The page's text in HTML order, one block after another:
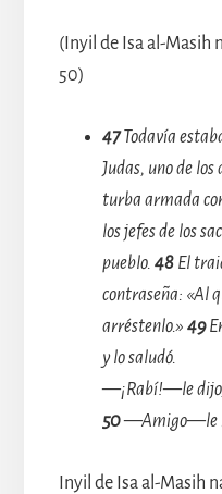
(Inyil de Isa al-Masih
50)
47Todavía
Judas, uno de
turba armada
los jefes de los
pueblo. 48El
contraseña: «Al
arréstenlo.» 49
y lo saludó.
—¡Rabí!—le dijo,
50—Amigo—le
Inyil de Isa al-Masih